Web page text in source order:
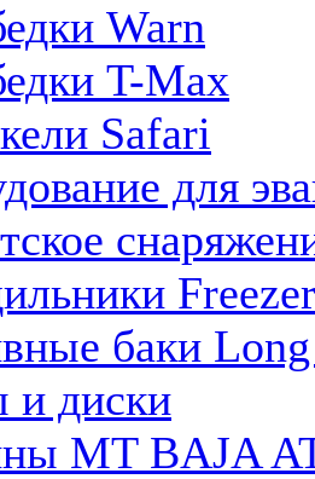
Warn
T-Max
Safari
для
баки
диски
MT BAJA